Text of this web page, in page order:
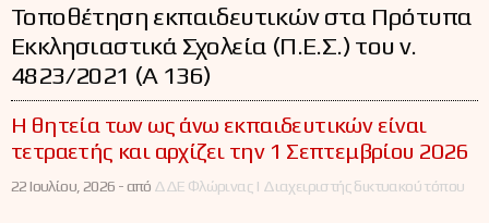
Τοποθέτηση εκπαιδευτικών στα Πρότυπα
Εκκλησιαστικά Σχολεία (Π.Ε.Σ.) του ν.
4823/2021 (Α΄ 136)
Η θητεία των ως άνω εκπαιδευτικών είναι
τετραετής και αρχίζει την 1 Σεπτεμβρίου 2026
22 Ιουλίου, 2026 -από ΔΔΕ Φλώρινας | Διαχειριστής δικτυακού τόπου